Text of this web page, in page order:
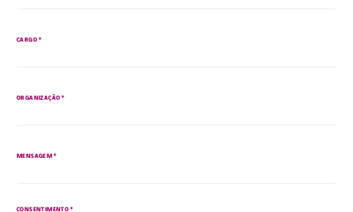
CARGO *
ORGANIZAÇÃO *
MENSAGEM *
CONSENTIMENTO *